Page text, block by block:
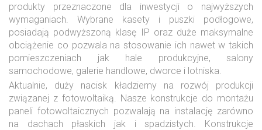
produkty przeznaczone dla inwestycji o najwyższych
wymaganiach. Wybrane kasety i puszki podłogowe,
posiadają podwyższoną klasę IP oraz duże maksymalne
obciążenie co pozwala na stosowanie ich nawet w takich
pomieszczeniach jak hale produkcyjne, salony
samochodowe, galerie handlowe, dworce i lotniska.
Aktualnie, duży nacisk kładziemy na rozwój produkcji
związanej z fotowoltaiką. Nasze konstrukcje do montażu
paneli fotowoltaicznych pozwalają na instalację zarówno
na dachach płaskich jak i spadzistych. Konstrukcje